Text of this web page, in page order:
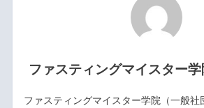
ファスティングマイスター
ファスティングマイスター学院（一般社